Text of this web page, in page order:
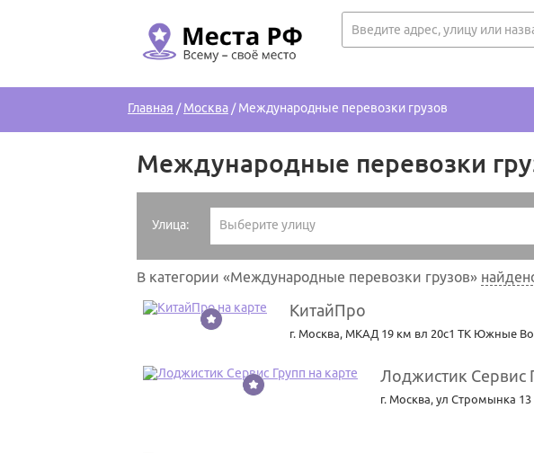
Главная /Москва /Международные перевозки грузов
Международные перевозки
Улица: Выберите улицу
В категории «Международные перевозки грузов»
1 КитайПро
г. Москва, МКАД 19 км вл 20с1 ТК Южные
2 Лоджистик Сервис
г. Москва, ул Стромынка 13